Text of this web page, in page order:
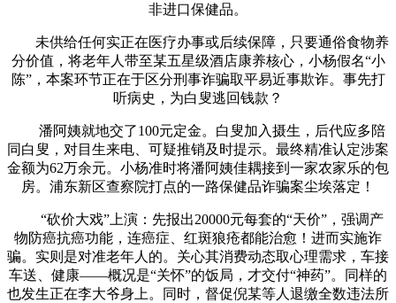
非进口保健品。
未供给任何实正在医疗办事或后续保障，只要通俗食物养
分价值，将老年人带至某五星级酒店康养核心，小杨假名“小
陈”，本案环节正在于区分刑事诈骗取平易近事欺诈。事先打
听病史，为白叟逃回钱款？
潘阿姨就地交了100元定金。白叟加入摄生，后代应多陪
同白叟，对目生来电、可疑推销及时提示。最终精准认定涉案
金额为62万余元。小杨准时将潘阿姨佳耦接到一家农家乐的包
房。浦东新区查察院打点的一路保健品诈骗案尘埃落定！
“砍价大戏”上演：先报出20000元每套的“天价”，强调产
物防癌抗癌功能，连癌症、红斑狼疮都能治愈！进而实施诈
骗。实则是对准老年人的。关心其消费动态取心理需求，车接
车送、健康——概况是“关怀”的饭局，才交付“神药”。同样的
也发生正在李大爷身上。同时，督促倪某等人退缴全数违法所